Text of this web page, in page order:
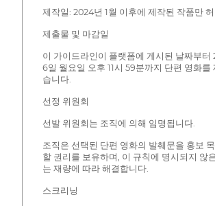
제작일: 2024년 1월 이후에 제작된 작품만
제출물 및 마감일
이 가이드라인이 플랫폼에 게시된 날짜부터
6일 월요일 오후 11시 59분까지 단편 영화를
습니다.
선정 위원회
선발 위원회는 조직에 의해 임명됩니다.
조직은 선택된 단편 영화의 발췌문을 홍보
할 권리를 보유하며, 이 규칙에 명시되지 않
는 재량에 따라 해결합니다.
스크리닝